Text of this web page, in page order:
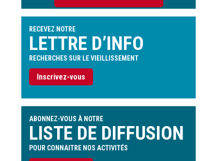
l'utilisateur
RECEVEZ NOTRE
LETTRE D’INFO
RECHERCHES SUR LE VIEILLISSEMENT
Inscrivez-vous
ABONNEZ-VOUS À NOTRE
LISTE DE DIFFUSION
POUR CONNAITRE NOS ACTIVITÉS